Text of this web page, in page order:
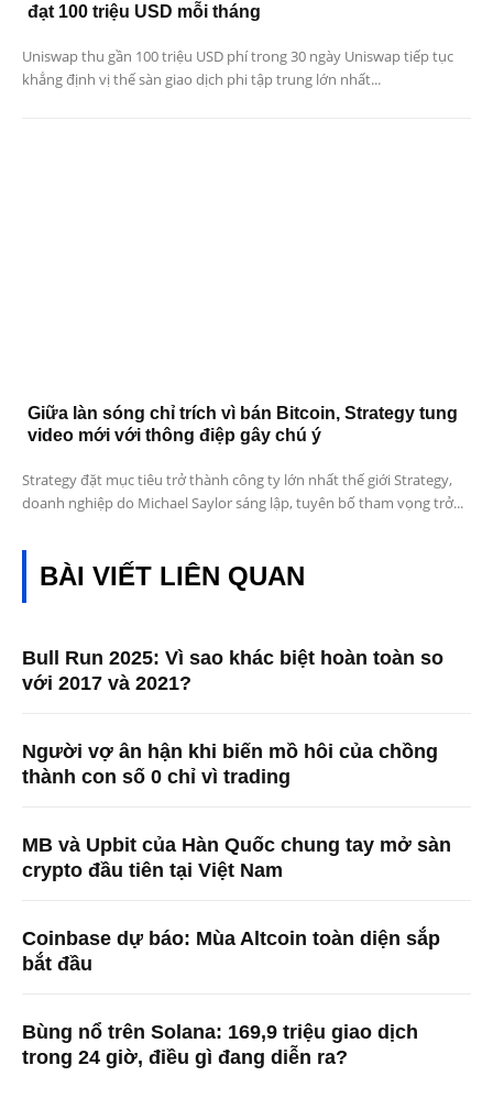
đạt 100 triệu USD mỗi tháng
Uniswap thu gần 100 triệu USD phí trong 30 ngày Uniswap tiếp tục
khẳng định vị thế sàn giao dịch phi tập trung lớn nhất...
Giữa làn sóng chỉ trích vì bán Bitcoin, Strategy tung
video mới với thông điệp gây chú ý
Strategy đặt mục tiêu trở thành công ty lớn nhất thế giới Strategy,
doanh nghiệp do Michael Saylor sáng lập, tuyên bố tham vọng trở...
BÀI VIẾT LIÊN QUAN
Bull Run 2025: Vì sao khác biệt hoàn toàn so
với 2017 và 2021?
Người vợ ân hận khi biến mồ hôi của chồng
thành con số 0 chỉ vì trading
MB và Upbit của Hàn Quốc chung tay mở sàn
crypto đầu tiên tại Việt Nam
Coinbase dự báo: Mùa Altcoin toàn diện sắp
bắt đầu
Bùng nổ trên Solana: 169,9 triệu giao dịch
trong 24 giờ, điều gì đang diễn ra?